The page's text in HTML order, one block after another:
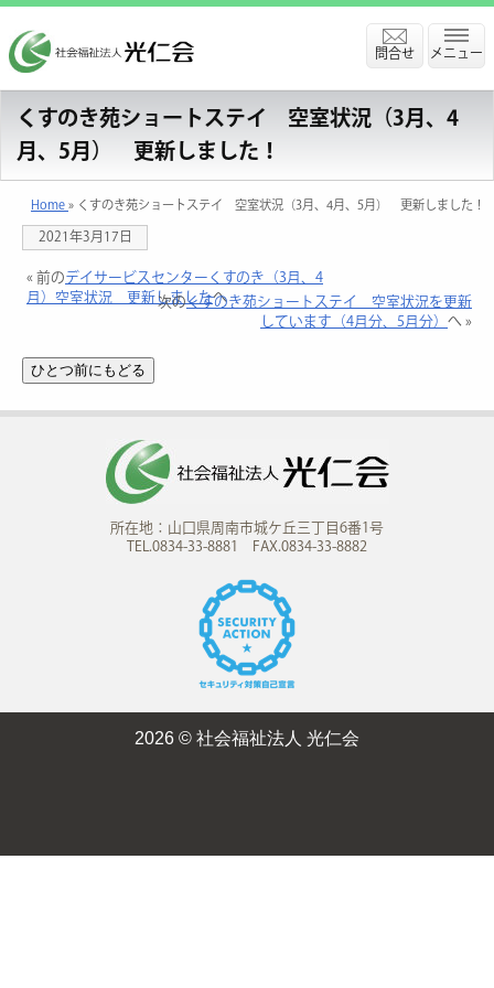
メニュー
問合せ
くすのき苑ショートステイ 空室状況（3月、4
月、5月） 更新しました！
Home» くすのき苑ショートステイ 空室状況（3月、4月、5月） 更新しました！
2021年3月17日
« 前のデイサービスセンターくすのき（3月、4
月）空室状況 更新しましたへ
次のくすのき苑ショートステイ 空室状況を更新
しています（4月分、5月分） へ »
所在地：山口県周南市城ケ丘三丁目6番1号
TEL.0834-33-8881 FAX.0834-33-8882
2026 © 社会福祉法人 光仁会